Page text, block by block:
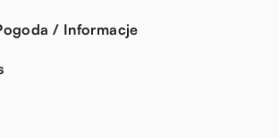
/ Informacje